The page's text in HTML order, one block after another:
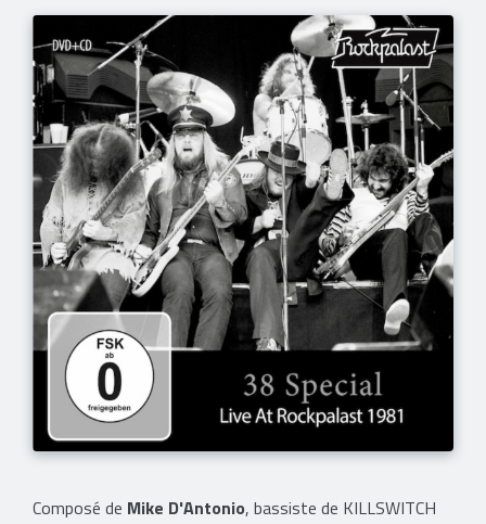
Composé de Mike D'Antonio, bassiste de KILLSWITCH